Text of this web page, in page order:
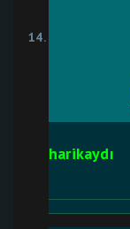
harikaydı